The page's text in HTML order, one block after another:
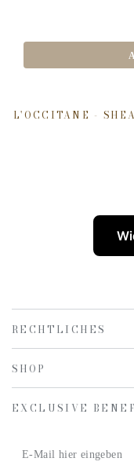
L'OCCITANE -
RECHTLICHES
SHOP
EXCLUSIVE
E-